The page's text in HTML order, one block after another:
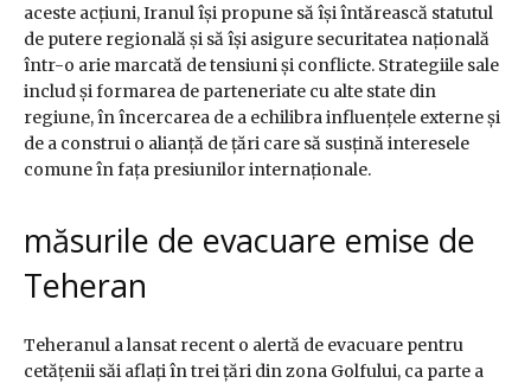
aceste acțiuni, Iranul își propune să își întărească statutul
de putere regională și să își asigure securitatea națională
într-o arie marcată de tensiuni și conflicte. Strategiile sale
includ și formarea de parteneriate cu alte state din
regiune, în încercarea de a echilibra influențele externe și
de a construi o alianță de țări care să susțină interesele
comune în fața presiunilor internaționale.
măsurile de evacuare emise de
Teheran
Teheranul a lansat recent o alertă de evacuare pentru
cetățenii săi aflați în trei țări din zona Golfului, ca parte a